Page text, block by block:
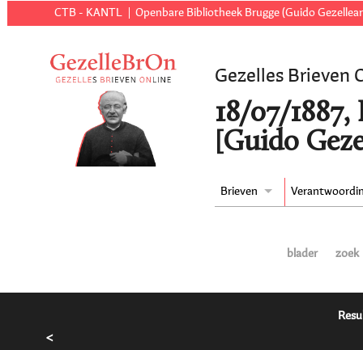
CTB - KANTL Openbare Bibliotheek Brugge (Guido
Gezelles Brieven
18/07/
[Guido
Brieven
blader zoek
<